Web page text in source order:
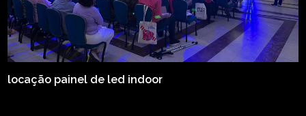
locação painel de led indoor